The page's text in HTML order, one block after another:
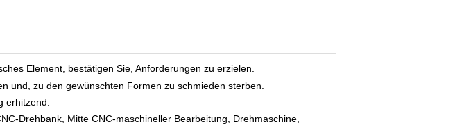
Element, bestätigen Sie, Anforderungen zu erzielen.
und, zu den gewünschten Formen zu schmieden sterben.
erhitzend.
Drehbank, Mitte CNC-maschineller Bearbeitung, Drehmaschine,